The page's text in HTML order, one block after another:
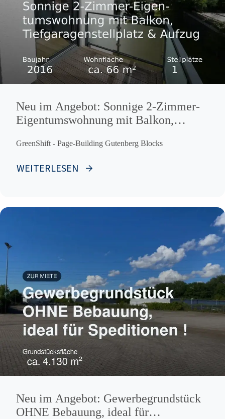
Neu im Angebot: Sonnige 2-Zimmer-
Eigentumswohnung mit Balkon,
GreenShift - Page-Building Gutenberg Blocks
WEITERLESEN
Neu im Angebot: Gewerbegrundstück
OHNE Bebauung, ideal für